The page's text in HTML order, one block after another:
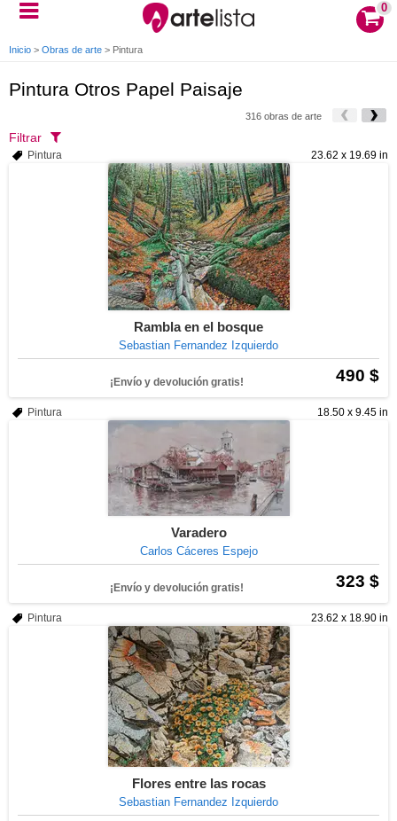
0
Inicio > Obras de arte > Pintura
Pintura Otros Papel Paisaje
316 obras de arte
Filtrar
23.62 x 19.69 in
Pintura
Rambla en el bosque
Sebastian Fernandez Izquierdo
490 $
¡Envío y devolución gratis!
18.50 x 9.45 in
Pintura
Varadero
Carlos Cáceres Espejo
323 $
¡Envío y devolución gratis!
23.62 x 18.90 in
Pintura
Flores entre las rocas
Sebastian Fernandez Izquierdo